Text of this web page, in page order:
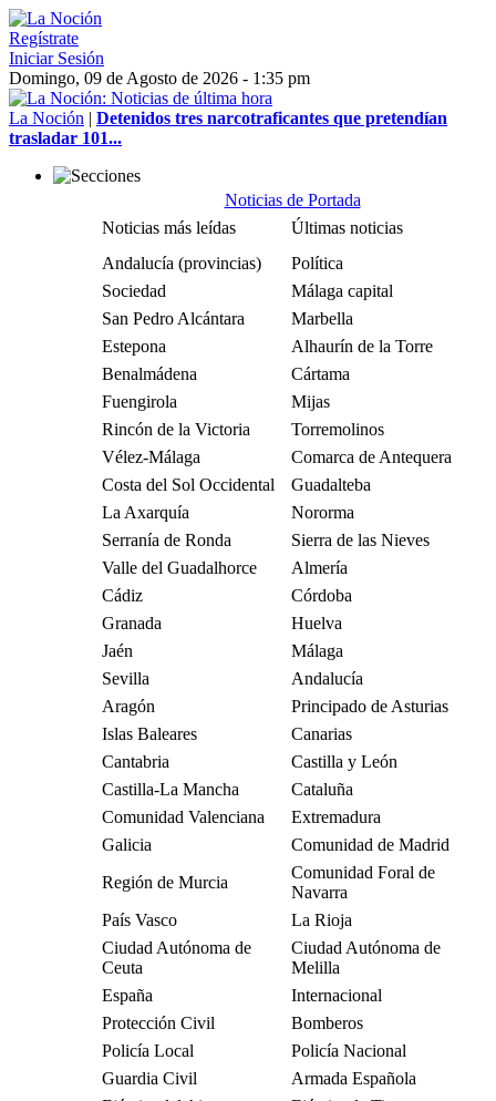
Regístrate
Iniciar Sesión
Domingo, 09 de Agosto de 2026 - 1:35 pm
La Noción | Detenidos tres narcotraficantes que pretendían
trasladar 101...
Noticias de Portada
Noticias más leídas
Últimas noticias
Andalucía (provincias)
Política
Sociedad
Málaga capital
San Pedro Alcántara
Marbella
Estepona
Alhaurín de la Torre
Benalmádena
Cártama
Fuengirola
Mijas
Rincón de la Victoria
Torremolinos
Vélez-Málaga
Comarca de Antequera
Costa del Sol Occidental
Guadalteba
La Axarquía
Nororma
Serranía de Ronda
Sierra de las Nieves
Valle del Guadalhorce
Almería
Cádiz
Córdoba
Granada
Huelva
Jaén
Málaga
Sevilla
Andalucía
Aragón
Principado de Asturias
Islas Baleares
Canarias
Cantabria
Castilla y León
Castilla-La Mancha
Cataluña
Comunidad Valenciana
Extremadura
Galicia
Comunidad de Madrid
Región de Murcia
Comunidad Foral de
Navarra
País Vasco
La Rioja
Ciudad Autónoma de
Ceuta
Ciudad Autónoma de
Melilla
España
Internacional
Protección Civil
Bomberos
Policía Local
Policía Nacional
Guardia Civil
Armada Española